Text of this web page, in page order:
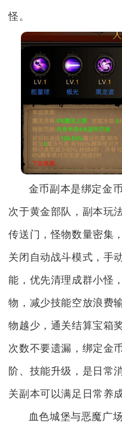
怪。
金币副本是绑定金
次于黄金部队，副本玩
传送门，怪物数量密集
关闭自动战斗模式，手
能，优先清理成群小怪
物，减少技能空放浪费
物越少，通关结算宝箱
次数不要遗漏，绑定金
阶、技能升级，是日常
关副本可以满足日常养
血色城堡与恶魔广